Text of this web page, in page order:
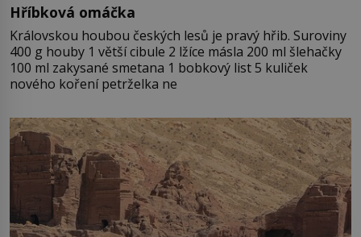
Hříbková omáčka
Královskou houbou českých lesů je pravý hřib. Suroviny
400 g houby 1 větší cibule 2 lžíce másla 200 ml šlehačky
100 ml zakysané smetana 1 bobkový list 5 kuliček
nového koření petrželka ne